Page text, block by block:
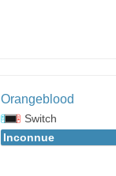
Orangeblood
Switch
Inconnue